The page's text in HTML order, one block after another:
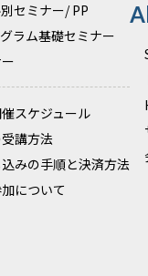
セミナー/ PP
ラム基礎セミナー
スケジュール
講方法
みの手順と決済方法
について